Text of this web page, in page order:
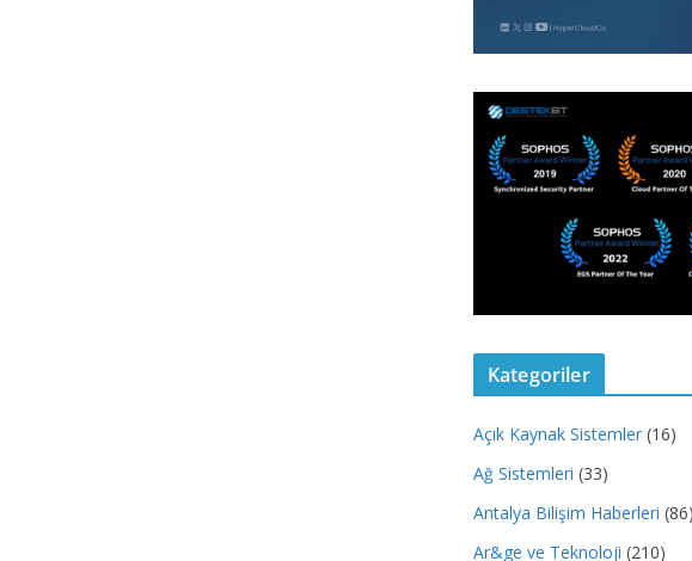
Kategoriler
Açık Kaynak Sistemler (16)
Ağ Sistemleri (33)
Antalya Bilişim Haberleri (86)
Ar&ge ve Teknoloji (210)